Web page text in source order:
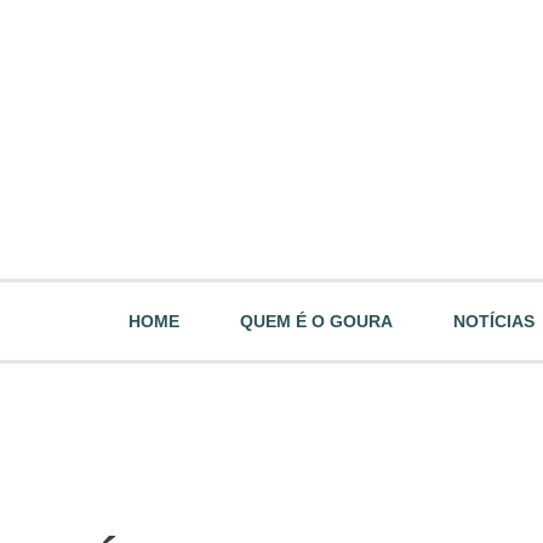
HOME QUEM É O GOURA NOTÍCIAS